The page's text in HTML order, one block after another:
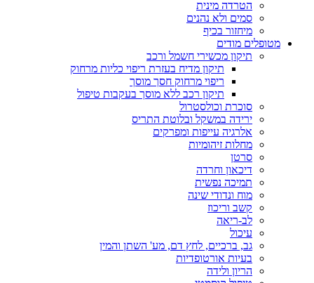
הטרדה מינית
סמים ולא נהנים
מיחזור בכיף
מטופלים מודים
תיקון מכשירי חשמל ורכב
תיקון מדיח בעזרת ריפוי כליות מרחוק
ריפוי מרחוק חסך מוסך
תיקון רכב ללא מוסך בעקבות טיפול
סוכרת וכולסטרול
ירידה במשקל ובלוטת התריס
אלרגיה עייפות ומפרקים
מחלות זיהומיות
סרטן
דיכאון וחרדה
תמיכה נפשית
מוח ונדודי שינה
קשב וריכוז
לב-ריאה
עיכול
גב, ברכיים, לחץ דם, מע' השתן והמין
בעיות אורטופדיות
הריון ולידה